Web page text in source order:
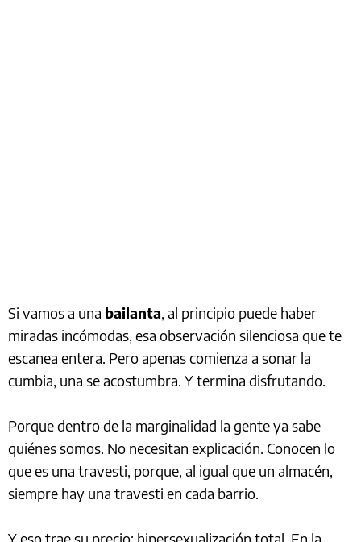
Si vamos a una bailanta, al principio puede haber
miradas incómodas, esa observación silenciosa que te
escanea entera. Pero apenas comienza a sonar la
cumbia, una se acostumbra. Y termina disfrutando.
Porque dentro de la marginalidad la gente ya sabe
quiénes somos. No necesitan explicación. Conocen lo
que es una travesti, porque, al igual que un almacén,
siempre hay una travesti en cada barrio.
Y eso trae su precio: hipersexualización total. En la